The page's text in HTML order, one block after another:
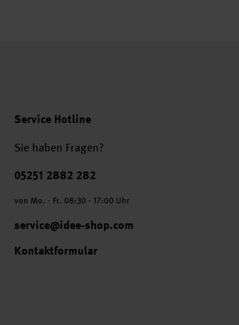
Service Hotline
Sie haben Fragen?
Telefonnummer
05251 2882 282
von Mo. - Fr. 08:30 - 17:00 Uhr
service@idee-shop.com
Kontaktformular